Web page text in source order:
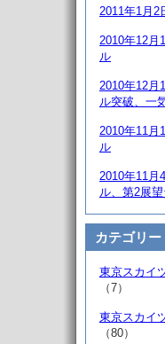
2011年1月2
2010年12
ル
2010年12
ル突破、一
2010年11
ル
2010年11
ル、第2展
カテゴリー
東京スカイ
（7）
東京スカイ
（80）